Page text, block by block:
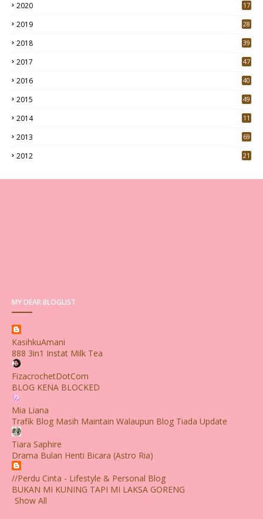
2020
17
2019
28
2018
39
2017
47
2016
40
2015
49
2014 11
2013 69
2012 21
MY DEAR BLOGLIST
KasihkuAmani
888 3in1 Instat Milk Tea
FizacrochetDotCom
BLOG KENA BLOCKED
Mia Liana
Trafik Blog Masih Maintain Walaupun Blog Tiada Update
Tiara Saphire
Drama Bulan Henti Bicara (Astro Ria)
//Perdu Cinta - Lifestyle & Personal Blog
BUKAN MI KUNING TAPI MI LAKSA GORENG
Show All